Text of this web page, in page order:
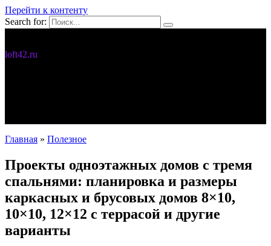
Перейти к контенту
Search for:
loft42.ru
Главная » Полезное
Проекты одноэтажных домов с тремя
спальнями: планировка и размеры
каркасных и брусовых домов 8×10,
10×10, 12×12 с террасой и другие
варианты